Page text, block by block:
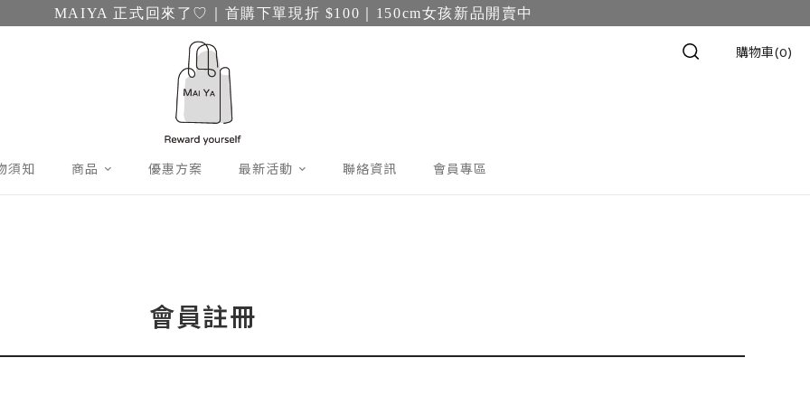
MAIYA 正式回來了♡｜首購下單現折 $100｜150cm女孩新品開賣中
購物車(0)
須知 商品 優惠方案 最新活動 聯絡資訊 會員專區
會員註冊